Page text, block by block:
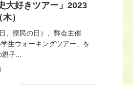
大好きツアー」2023
）
、県民の日）、弊会主催
学生ウォーキングツアー」を
子...